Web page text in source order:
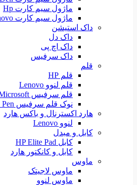
ماژول سیم کارت Hp
ماژول سیم کارت Lenovo
داک استیشن
داک دل
داک اچ پی
داک سرفیس
قلم
قلم HP
قلم لنوو Lenovo
قلم سرفیس Microsoft
نوک قلم سرفیس Surface Pen
هارد اکسترنال و باکس هارد
لنوو Lenovo
کابل و مبدل
کابل HP Elite Pad
کابل و کانکتور هارد
ماوس
ماوس لاجیتک
ماوس لنوو